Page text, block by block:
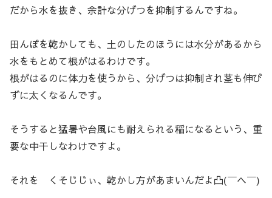
だから水を抜き、余計な分げつを抑制するんですね。
田んぼを乾かしても、土のしたのほうには水分があるから
水をもとめて根がはるわけです。
根がはるのに体力を使うから、分げつは抑制され茎も伸び
ずに太くなるんです。
そうすると猛暑や台風にも耐えられる稲になるという、重
要な中干しなわけですよ。
それを くそじじぃ、乾かし方があまいんだよ凸(￣ヘ￣)